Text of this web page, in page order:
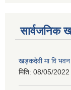
सार्वजनिक
खड्कदेवी मा वि भवन
मिति: 08/05/2022